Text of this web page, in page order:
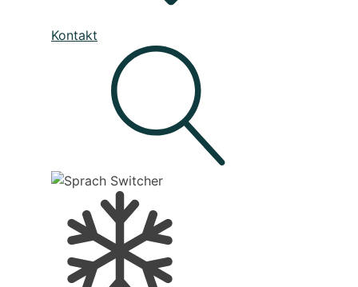
Organisiere deine Aufträge in Überischtlichen
Projekten
Unser Service
Den besten Service für Ihre Business-Software, die deine
Prozesse verbessert
Live - System Status
Kontakt zum Vertrieb
Kontakt